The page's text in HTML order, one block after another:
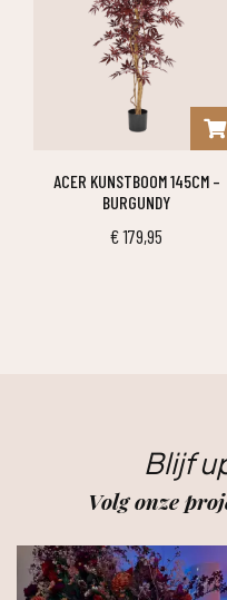
ACER KUNSTBOOM 145CM –
BURGUNDY
€179,95
Blijf
Volg onze